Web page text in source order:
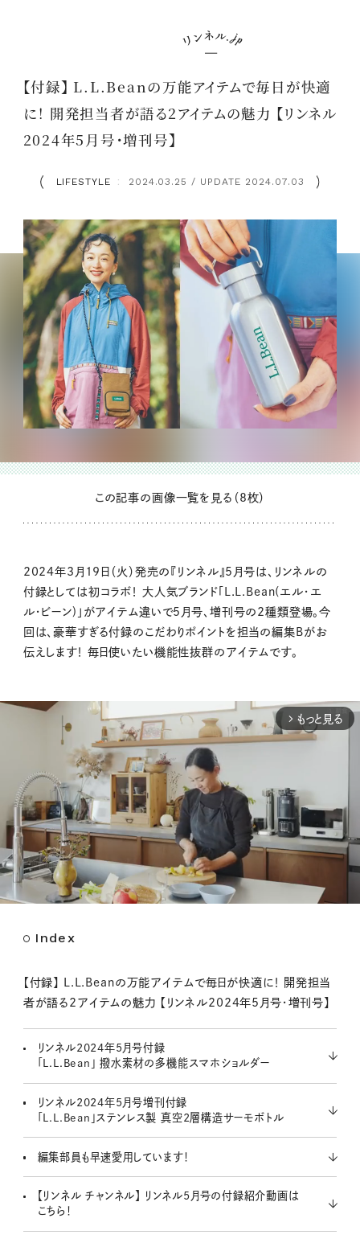
【付録】 L.L.Beanの万能アイテムで毎日が快適
に！ 開発担当者が語る2アイテムの魅力 【リンネル
2024年5月号・増刊号】
LIFESTYLE ： 2024.03.25 / UPDATE 2024.07.03
この記事の画像一覧を見る（8枚）
2024年3月19日（火）発売の『リンネル』5月号は、リンネルの
付録としては初コラボ！ 大人気ブランド「L.L.Bean(エル・エ
ル・ビーン)」がアイテム違いで5月号、増刊号の2種類登場。今
回は、豪華すぎる付録のこだわりポイントを担当の編集Bがお
伝えします！ 毎日使いたい機能性抜群のアイテムです。
arrow_forward_ios もっと見る
t
e
Index
【付録】 L.L.Beanの万能アイテムで毎日が快適に！ 開発担当
者が語る2アイテムの魅力 【リンネル2024年5月号・増刊号】
リンネル2024年5月号付録
「L.L.Bean」 撥水素材の多機能スマホショルダー
リンネル2024年5月号増刊付録
「L.L.Bean」ステンレス製 真空2層構造サーモボトル
編集部員も早速愛用しています！
【リンネル チャンネル】 リンネル5月号の付録紹介動画は
こちら！